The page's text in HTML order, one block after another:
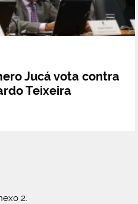
Jucá vota contra
Teixeira
2.